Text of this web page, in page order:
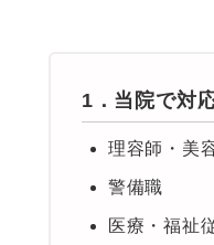
1．当院で対
理容師・美
警備職
医療・福祉